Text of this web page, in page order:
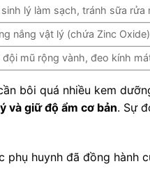
lý làm sạch, tránh sữa
nắng vật lý (chứa Zinc
mũ rộng vành, đeo kính
bôi quá nhiều kem
và giữ độ ẩm cơ bản. Sự
phụ huynh đã đồng hành